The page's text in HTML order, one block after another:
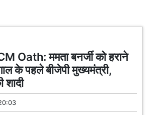
ममता बनर्जी को हराने
के पहले बीजेपी मुख्यमंत्री,
शादी